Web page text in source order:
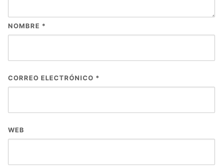
NOMBRE *
CORREO ELECTRÓNICO *
WEB